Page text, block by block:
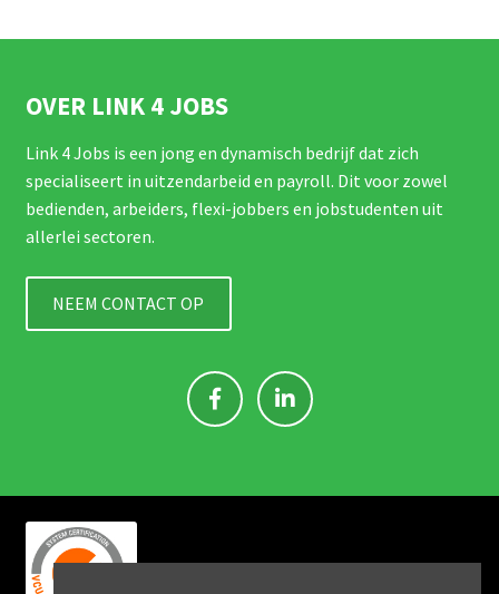
OVER LINK 4 JOBS
Link 4 Jobs is een jong en dynamisch bedrijf dat zich
specialiseert in uitzendarbeid en payroll. Dit voor zowel
bedienden, arbeiders, flexi-jobbers en jobstudenten uit
allerlei sectoren.
NEEM CONTACT OP